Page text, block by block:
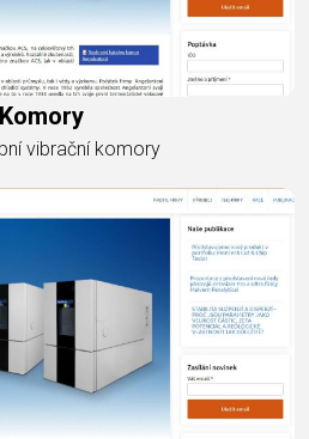
vibrační komory